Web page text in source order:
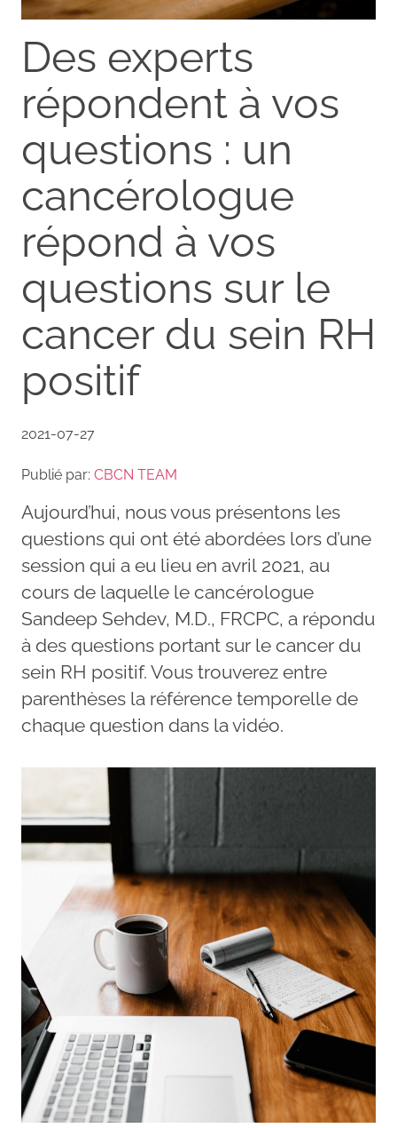
Des experts
répondent à vos
questions : un
cancérologue
répond à vos
questions sur le
cancer du sein RH
positif
2021-07-27
Publié par: CBCN TEAM
Aujourd’hui, nous vous présentons les
questions qui ont été abordées lors d’une
session qui a eu lieu en avril 2021, au
cours de laquelle le cancérologue
Sandeep Sehdev, M.D., FRCPC, a répondu
à des questions portant sur le cancer du
sein RH positif. Vous trouverez entre
parenthèses la référence temporelle de
chaque question dans la vidéo.